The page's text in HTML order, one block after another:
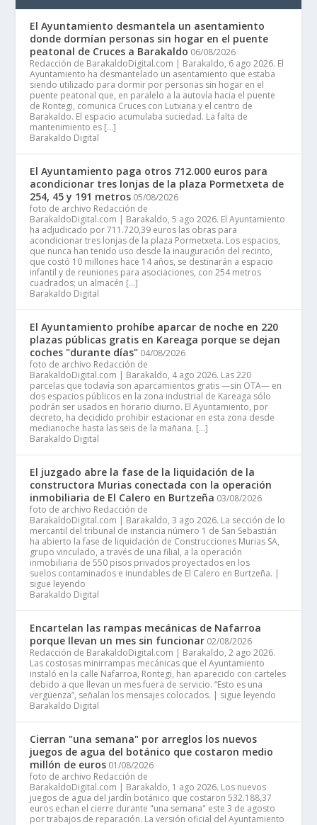
El Ayuntamiento desmantela un asentamiento
donde dormían personas sin hogar en el puente
peatonal de Cruces a Barakaldo 06/08/2026
Redacción de BarakaldoDigital.com | Barakaldo, 6 ago 2026. El
Ayuntamiento ha desmantelado un asentamiento que estaba
siendo utilizado para dormir por personas sin hogar en el
puente peatonal que, en paralelo a la autovía hacia el puente
de Rontegi, comunica Cruces con Lutxana y el centro de
Barakaldo. El espacio acumulaba suciedad. La falta de
mantenimiento es […]
Barakaldo Digital
El Ayuntamiento paga otros 712.000 euros para
acondicionar tres lonjas de la plaza Pormetxeta de
254, 45 y 191 metros 05/08/2026
foto de archivo Redacción de
BarakaldoDigital.com | Barakaldo, 5 ago 2026. El Ayuntamiento
ha adjudicado por 711.720,39 euros las obras para
acondicionar tres lonjas de la plaza Pormetxeta. Los espacios,
que nunca han tenido uso desde la inauguración del recinto,
que costó 10 millones hace 14 años, se destinarán a espacio
infantil y de reuniones para asociaciones, con 254 metros
cuadrados; un almacén […]
Barakaldo Digital
El Ayuntamiento prohíbe aparcar de noche en 220
plazas públicas gratis en Kareaga porque se dejan
coches "durante días" 04/08/2026
foto de archivo Redacción de
BarakaldoDigital.com | Barakaldo, 4 ago 2026. Las 220
parcelas que todavía son aparcamientos gratis —sin OTA— en
dos espacios públicos en la zona industrial de Kareaga sólo
podrán ser usados en horario diurno. El Ayuntamiento, por
decreto, ha decidido prohibir estacionar en esta zona desde
medianoche hasta las seis de la mañana. […]
Barakaldo Digital
El juzgado abre la fase de la liquidación de la
constructora Murias conectada con la operación
inmobiliaria de El Calero en Burtzeña 03/08/2026
foto de archivo Redacción de
BarakaldoDigital.com | Barakaldo, 3 ago 2026. La sección de lo
mercantil del tribunal de instancia número 1 de San Sebastián
ha abierto la fase de liquidación de Construcciones Murias SA,
grupo vinculado, a través de una filial, a la operación
inmobiliaria de 550 pisos privados proyectados en los
suelos contaminados e inundables de El Calero en Burtzeña. |
sigue leyendo
Barakaldo Digital
Encartelan las rampas mecánicas de Nafarroa
porque llevan un mes sin funcionar 02/08/2026
Redacción de BarakaldoDigital.com | Barakaldo, 2 ago 2026.
Las costosas minirrampas mecánicas que el Ayuntamiento
instaló en la calle Nafarroa, Rontegi, han aparecido con carteles
debido a que llevan un mes fuera de servicio. “Esto es una
vergüenza”, señalan los mensajes colocados. | sigue leyendo
Barakaldo Digital
Cierran "una semana" por arreglos los nuevos
juegos de agua del botánico que costaron medio
millón de euros 01/08/2026
foto de archivo Redacción de
BarakaldoDigital.com | Barakaldo, 1 ago 2026. Los nuevos
juegos de agua del jardín botánico que costaron 532.188,37
euros echan el cierre durante "una semana" este 3 de agosto
por trabajos de reparación. La versión oficial del Ayuntamiento